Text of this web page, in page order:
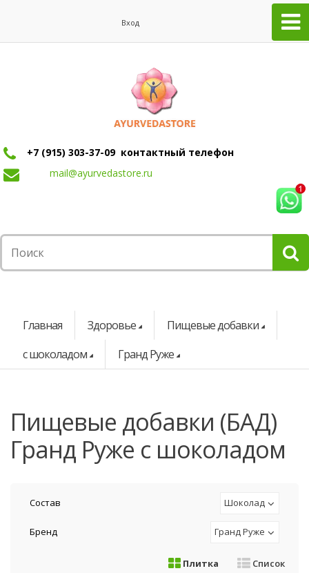
Вход
+7 (915) 303-37-09 контактный телефон
mail@ayurvedastore.ru
Главная Здоровье
Пищевые добавки
с шоколадом
Гранд Руже
Пищевые добавки (БАД)
Гранд Руже с шоколадом
Состав Шоколад
Бренд Гранд Руже
Плитка Список